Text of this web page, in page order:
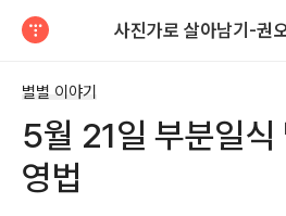
별별 이야기
5월 21일 부분일식
영법